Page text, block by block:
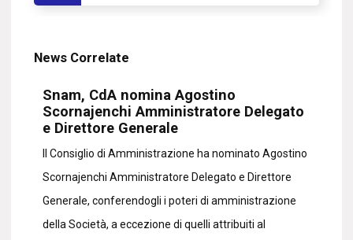
News Correlate
Snam, CdA nomina Agostino
Scornajenchi Amministratore Delegato
e Direttore Generale
Il Consiglio di Amministrazione ha nominato Agostino
Scornajenchi Amministratore Delegato e Direttore
Generale, conferendogli i poteri di amministrazione
della Società, a eccezione di quelli attribuiti al